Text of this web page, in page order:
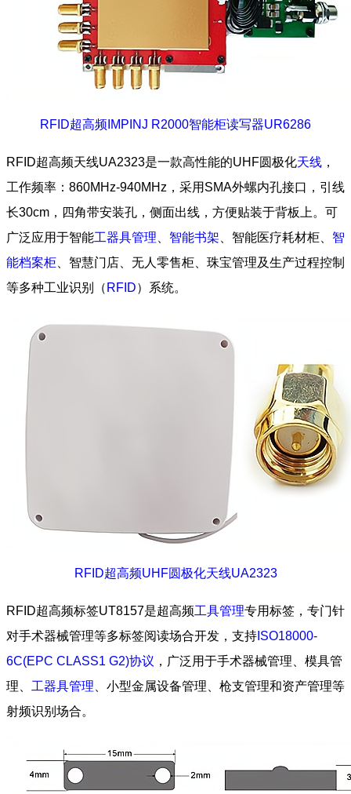
RFID超高频IMPINJ R2000智能柜读写器UR6286
RFID超高频天线UA2323是一款高性能的UHF圆极化天线 ，
工作频率：860MHz-940MHz，采用SMA外螺内孔接口，引线
长30cm，四角带安装孔，侧面出线，方便贴装于背板上。可
广泛应用于智能工器具管理、 智能书架、智能医疗耗材柜、 智
能档案柜、智慧门店、无人零售柜、珠宝管理及生产过程控制
等多种工业识别（ RFID）系统。
RFID超高频UHF圆极化天线UA2323
RFID超高频标签UT8157是超高频工具管理专用标签，专门针
对手术器械管理等多标签阅读场合开发，支持 ISO18000-
6C(EPC CLASS1 G2)协议 ，广泛用于手术器械管理、模具管
理、 工器具管理、小型金属设备管理、枪支管理和资产管理等
射频识别场合。